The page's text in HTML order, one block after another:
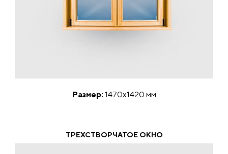
Размер: 1470х1420 мм
ТРЕХСТВОРЧАТОЕ ОКНО